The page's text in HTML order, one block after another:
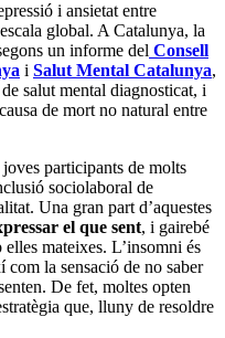
i ansietat entre
global. A Catalunya, la
un informe del Consell
i Salut Mental Catalunya,
salut mental diagnosticat, i
de mort no natural entre
participants de molts
sociolaboral de
Una gran part d’aquestes
el que sent, i gairebé
mateixes. L’insomni és
la sensació de no saber
De fet, moltes opten
que, lluny de resoldre